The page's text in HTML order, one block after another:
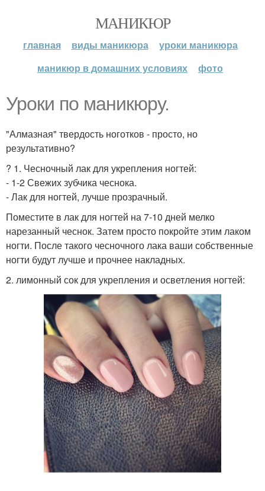
МАНИКЮР
главная виды маникюра
уроки маникюра
маникюр в домашних условиях
фото
Уроки по маникюру.
"Алмазная" твердость ноготков - просто, но
результативно?
? 1. Чесночный лак для укрепления ногтей:
- 1-2 Свежих зубчика чеснока.
- Лак для ногтей, лучше прозрачный.
Поместите в лак для ногтей на 7-10 дней мелко
нарезанный чеснок. Затем просто покройте этим лаком
ногти. После такого чесночного лака ваши собственные
ногти будут лучше и прочнее накладных.
2. лимонный сок для укрепления и осветления ногтей: